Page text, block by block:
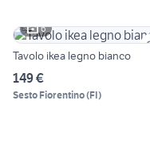
6
Tavolo ikea legno bianco
149 €
Sesto Fiorentino(FI)